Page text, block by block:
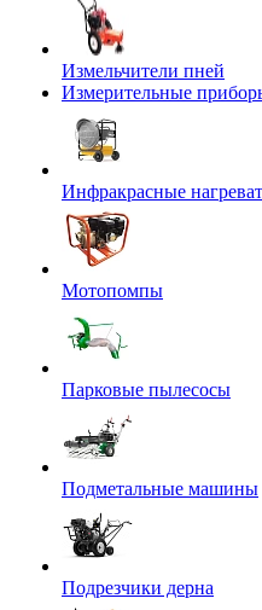
Измельчители пней
Измерительные
Инфракрасные
Мотопомпы
Парковые пылесосы
Подметальные машины
Подрезчики дерна